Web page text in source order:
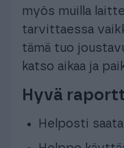
myös muilla
tarvittaessa
tämä tuo
katso aikaa ja
Hyvä
Helposti